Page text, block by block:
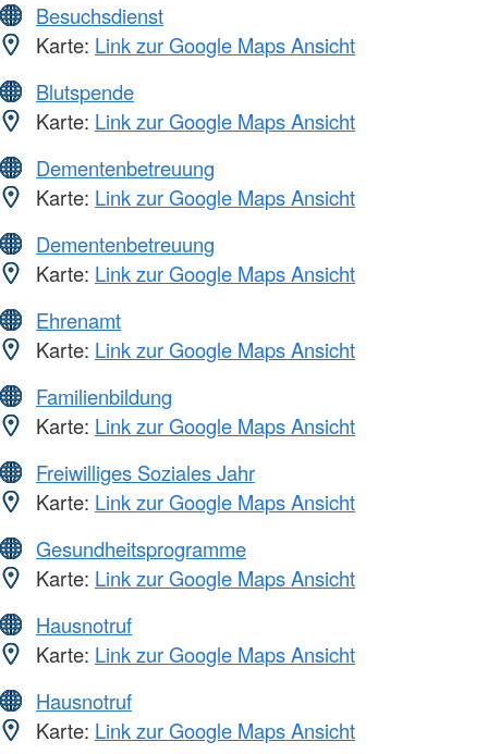
Besuchsdienst
Karte: Link zur Google Maps Ansicht
Blutspende
Karte: Link zur Google Maps Ansicht
Dementenbetreuung
Karte: Link zur Google Maps Ansicht
Dementenbetreuung
Karte: Link zur Google Maps Ansicht
Ehrenamt
Karte: Link zur Google Maps Ansicht
Familienbildung
Karte: Link zur Google Maps Ansicht
Freiwilliges Soziales Jahr
Karte: Link zur Google Maps Ansicht
Gesundheitsprogramme
Karte: Link zur Google Maps Ansicht
Hausnotruf
Karte: Link zur Google Maps Ansicht
Hausnotruf
Karte: Link zur Google Maps Ansicht